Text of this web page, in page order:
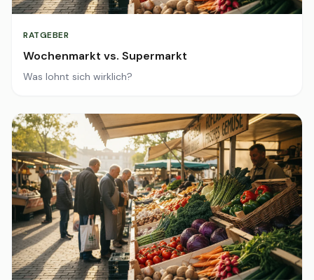
RATGEBER
Wochenmarkt vs. Supermarkt
Was lohnt sich wirklich?